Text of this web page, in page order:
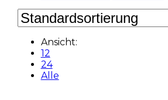
Ansicht:
12
24
Alle